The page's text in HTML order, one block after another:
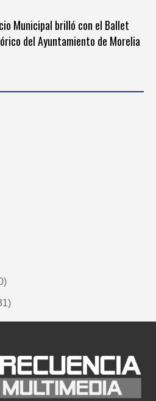
Municipal brilló con el Ballet
del Ayuntamiento de Morelia